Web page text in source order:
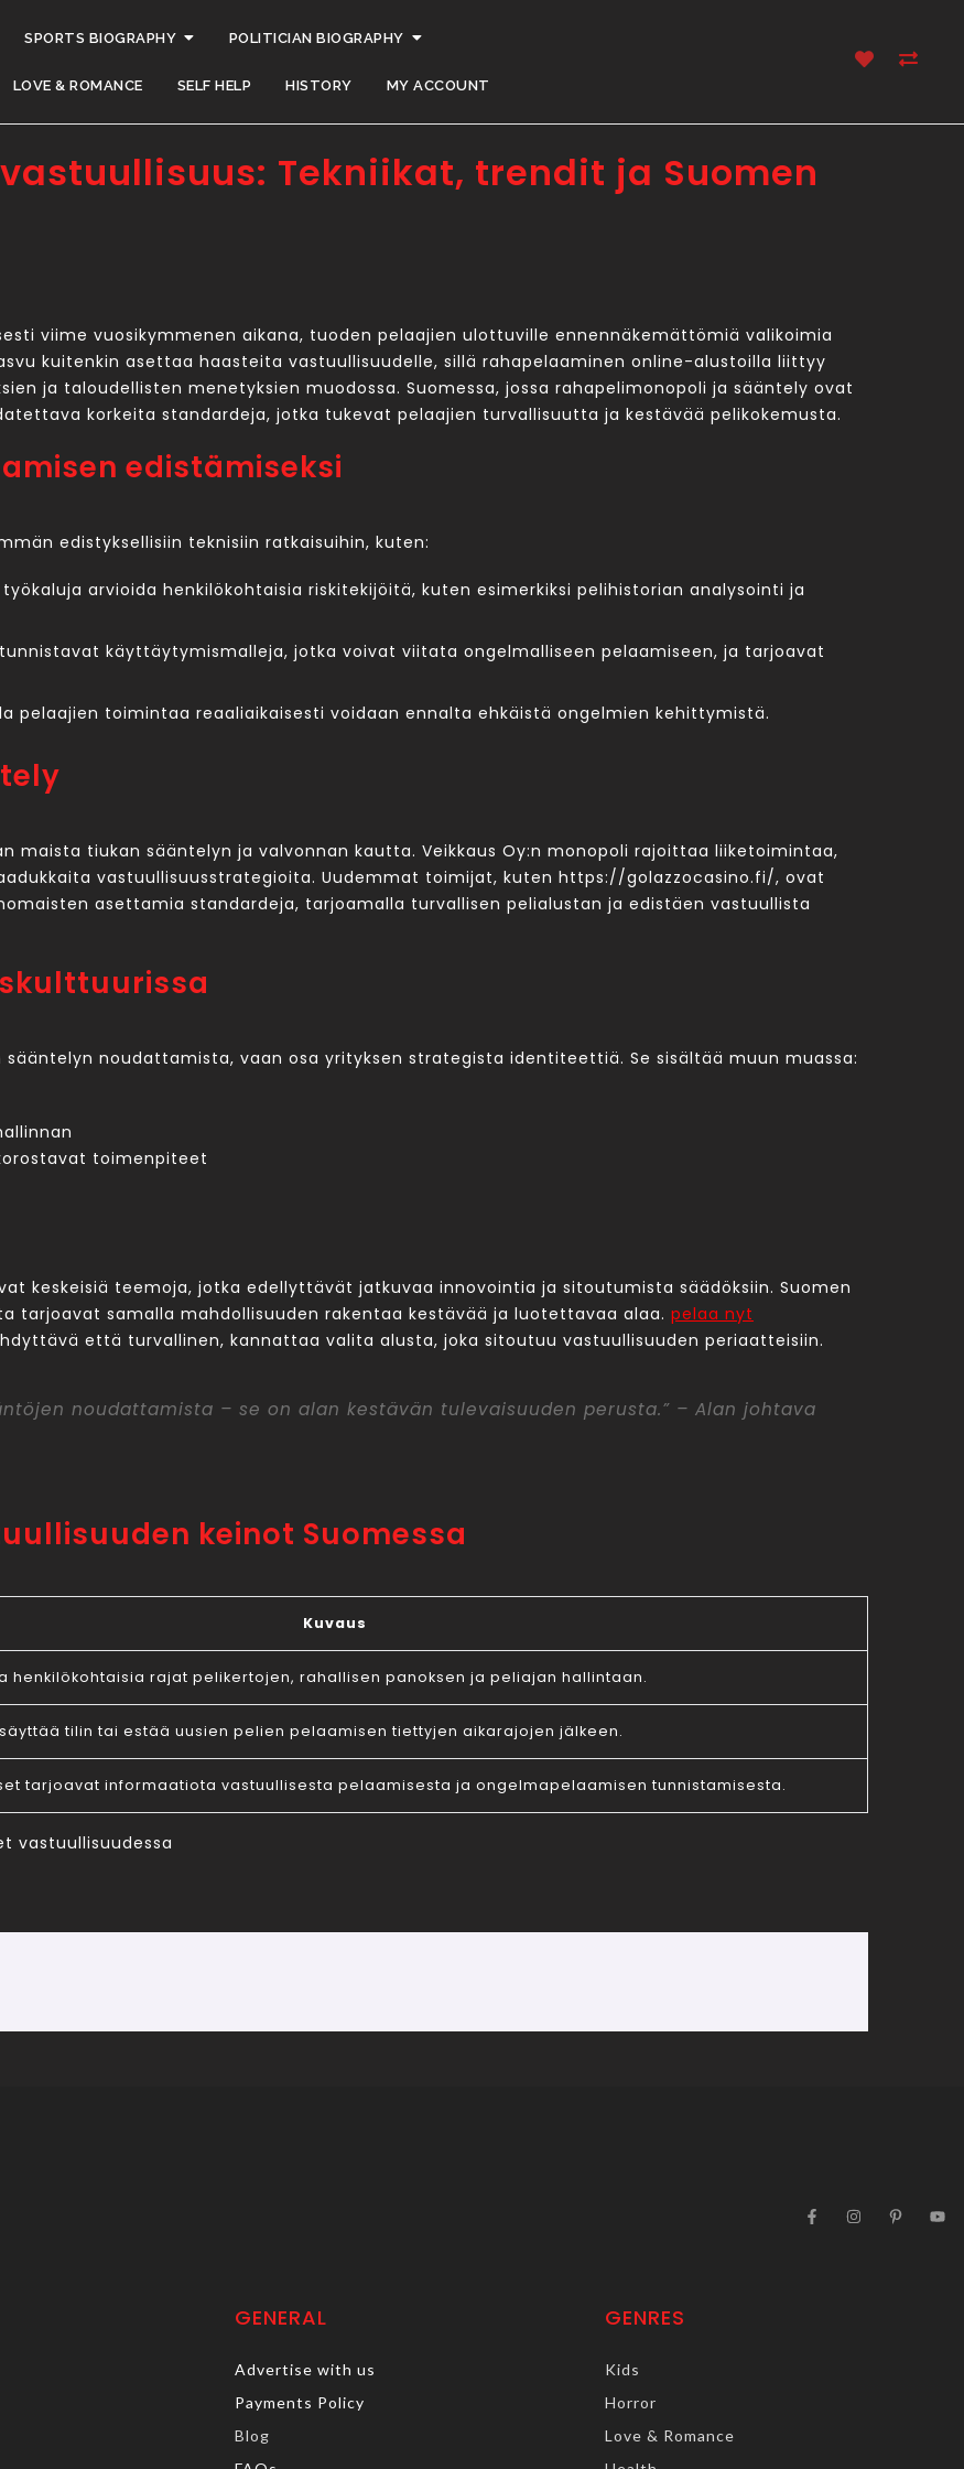
SPORTS BIOGRAPHY POLITICIAN BIOGRAPHY
LOVE & ROMANCE SELF HELP HISTORY MY ACCOUNT
Tekniikat, trendit ja Suomen
viime vuosikymmenen aikana, tuoden pelaajien ulottuville ennennäkemättömiä valikoimia
kuitenkin asettaa haasteita vastuullisuudelle, sillä rahapelaaminen online-alustoilla liittyy
ja taloudellisten menetyksien muodossa. Suomessa, jossa rahapelimonopoli ja sääntely ovat
korkeita standardeja, jotka tukevat pelaajien turvallisuutta ja kestävää pelikokemusta.
edistämiseksi
edistyksellisiin teknisiin ratkaisuihin, kuten:
arvioida henkilökohtaisia riskitekijöitä, kuten esimerkiksi pelihistorian analysointi ja
käyttäytymismalleja, jotka voivat viitata ongelmalliseen pelaamiseen, ja tarjoavat
pelaajien toimintaa reaaliaikaisesti voidaan ennalta ehkäistä ongelmien kehittymistä.
maista tiukan sääntelyn ja valvonnan kautta. Veikkaus Oy:n monopoli rajoittaa liiketoimintaa,
vastuullisuusstrategioita. Uudemmat toimijat, kuten https://golazzocasino.fi/, ovat
asettamia standardeja, tarjoamalla turvallisen pelialustan ja edistäen vastuullista
noudattamista, vaan osa yrityksen strategista identiteettiä. Se sisältää muun muassa:
toimenpiteet
keskeisiä teemoja, jotka edellyttävät jatkuvaa innovointia ja sitoutumista säädöksiin. Suomen
samalla mahdollisuuden rakentaa kestävää ja luotettavaa alaa. pelaa nyt
että turvallinen, kannattaa valita alusta, joka sitoutuu vastuullisuuden periaatteisiin.
noudattamista – se on alan kestävän tulevaisuuden perusta.” – Alan johtava
keinot Suomessa
Kuvaus
henkilökohtaisia rajat pelikertojen, rahallisen panoksen ja peliajan hallintaan.
tilin tai estää uusien pelien pelaamisen tiettyjen aikarajojen jälkeen.
tarjoavat informaatiota vastuullisesta pelaamisesta ja ongelmapelaamisen tunnistamisesta.
vastuullisuudessa
GENERAL
Advertise with us
Payments Policy
Blog
GENRES
Kids
Horror
Love & Romance